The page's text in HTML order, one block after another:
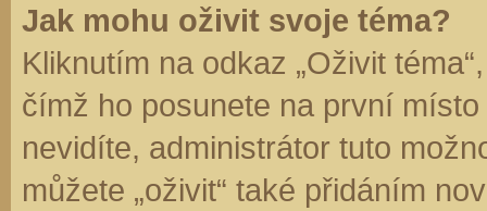
Jak mohu oživit svoje téma?
Kliknutím na odkaz „Oživit
čímž ho posunete na první
nevidíte, administrátor tuto
můžete „oživit“ také přidáním